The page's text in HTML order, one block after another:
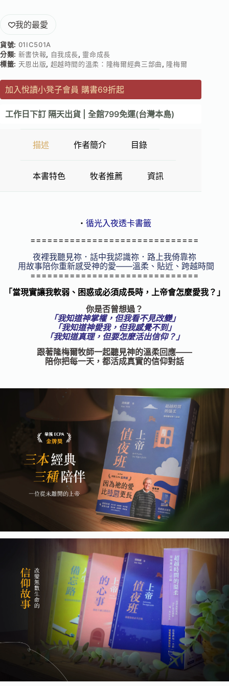
我的最愛
貨號: 01IC501A
分類: 新書快報, 自我成長, 靈命成長
標籤: 天恩出版, 超越時間的溫柔：隆梅爾經典三部曲, 隆梅爾
加入悅讀小凳子會員 購書69折起
工作日下訂 隔天出貨 | 全館799免運(台灣本島)
描述 作者簡介 目錄
本書特色 牧者推薦 資訊
・ 循光入夜透卡書籤
==============================
夜裡我聽見祢．話中我認識祢．路上我倚靠祢
用故事陪你重新感受神的愛——溫柔、貼近、跨越時間
==============================
「當現實讓我軟弱、困惑或必須成長時，上帝會怎麼愛我？」
你是否曾想過？
「我知道神掌權，但我看不見改變」
「我知道神愛我，但我感覺不到」
「我知道真理，但要怎麼活出信仰？」
跟著隆梅爾牧師一起聽見神的溫柔回應——
陪你把每一天，都活成真實的信仰對話